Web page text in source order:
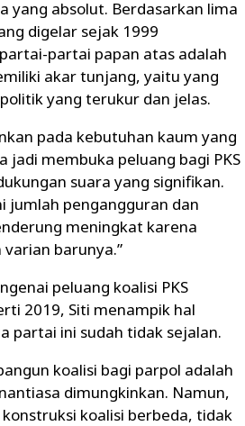
yang absolut. Berdasarkan lima
digelar sejak 1999
partai papan atas adalah
akar tunjang, yaitu yang
yang terukur dan jelas.
pada kebutuhan kaum yang
jadi membuka peluang bagi PKS
suara yang signifikan.
jumlah pengangguran dan
meningkat karena
barunya.”
peluang koalisi PKS
2019, Siti menampik hal
partai ini sudah tidak sejalan.
koalisi bagi parpol adalah
dimungkinkan. Namun,
koalisi berbeda, tidak